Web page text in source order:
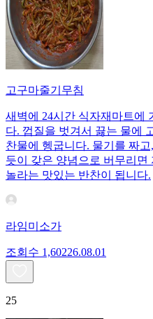
고구마줄기무침
새벽에 24시간 식자재마트에
다. 껍질을 벗겨서 끓는 물에
찬물에 헹굽니다. 물기를 짜
듯이 갖은 양념으로 버무리면
놀라는 맛있는 반찬이 됩니다.
라임미소가
조회수 1,60226.08.01
25